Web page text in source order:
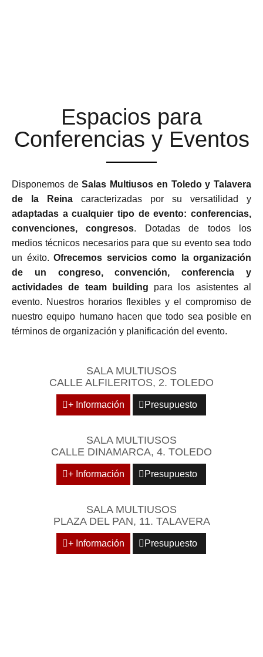
Espacios para
Conferencias y Eventos
Disponemos deSalas Multiusos en Toledo y Talavera
de la Reina caracterizadas por su versatilidad y
adaptadas a cualquier tipo de evento: conferencias,
convenciones, congresos. Dotadas de todos los
medios técnicos necesarios para que su evento sea todo
un éxito. Ofrecemos servicios como la organización
de un congreso, convención, conferencia y
actividades de team building para los asistentes al
evento. Nuestros horarios flexibles y el compromiso de
nuestro equipo humano hacen que todo sea posible en
términos de organización y planificación del evento.
SALA MULTIUSOS
CALLE ALFILERITOS, 2. TOLEDO
+ Información Presupuesto
SALA MULTIUSOS
CALLE DINAMARCA, 4. TOLEDO
+ Información Presupuesto
SALA MULTIUSOS
PLAZA DEL PAN, 11. TALAVERA
+ Información Presupuesto